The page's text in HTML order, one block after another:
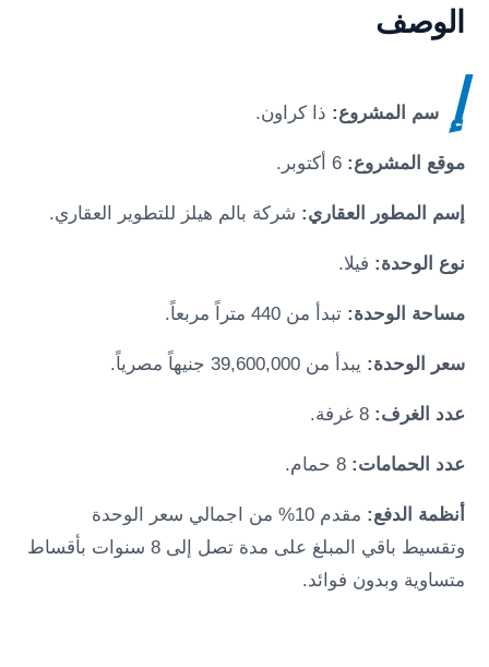
الوصف
إ سم المشروع: ذا كراون.
موقع المشروع:6 أكتوبر .
إسم المطور العقاري: شركة بالم هيلز للتطوير العقاري.
نوع الوحدة: فيلا.
مساحة الوحدة:تبدأ من 440 متراً مربعاً.
سعر الوحدة: يبدأ من 39,600,000 جنيهاً مصرياً.
عدد الغرف: 8 غرفة.
عدد الحمامات: 8 حمام.
أنظمة الدفع:
مقدم 10% من اجمالي سعر الوحدة
وتقسيط باقي المبلغ على مدة تصل إلى 8 سنوات بأقساط
متساوية وبدون فوائد.